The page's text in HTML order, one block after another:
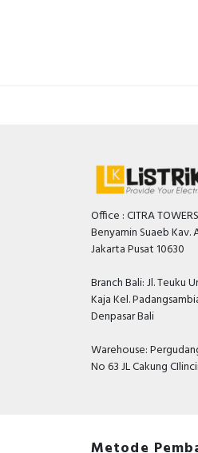
Office : CITRA
Benyamin Suaeb
Jakarta Pusat 10630
Branch Bali: Jl. Teuku
Kaja Kel.
Denpasar Bali
Warehouse:
No 63 JL Cakung